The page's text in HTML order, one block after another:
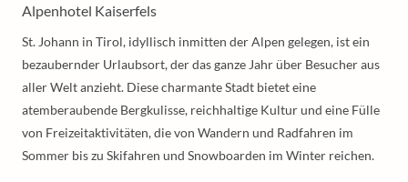
Alpenhotel Kaiserfels
St. Johann in Tirol, idyllisch inmitten der Alpen gelegen, ist ein
bezaubernder Urlaubsort, der das ganze Jahr über Besucher aus
aller Welt anzieht. Diese charmante Stadt bietet eine
atemberaubende Bergkulisse, reichhaltige Kultur und eine Fülle
von Freizeitaktivitäten, die von Wandern und Radfahren im
Sommer bis zu Skifahren und Snowboarden im Winter reichen.